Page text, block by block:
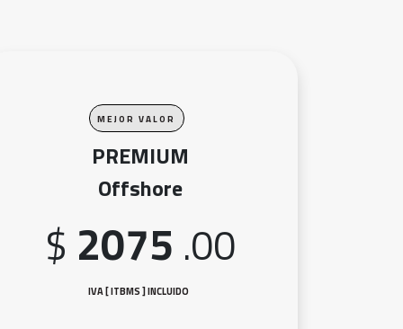
M E J O R V A L O R
PREMIUM
Offshore
$ 2075 .00
IVA [ ITBMS ] INCLUIDO